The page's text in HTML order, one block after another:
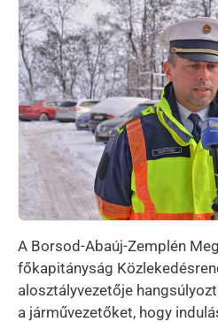
A Borsod-Abaúj-Zemplén
főkapitányság
alosztályvezetője
a járművezetőket, hogy